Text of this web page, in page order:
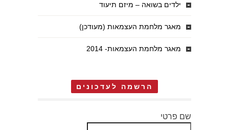
ילדים בשואה – מיזם תיעוד
מאגר מלחמת העצמאות (מעודכן)
מאגר מלחמת העצמאות- 2014
הרשמה לעדכונים
שם פרטי